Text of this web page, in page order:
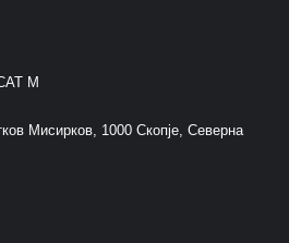
М
Мисирков, 1000 Скопје, Северна